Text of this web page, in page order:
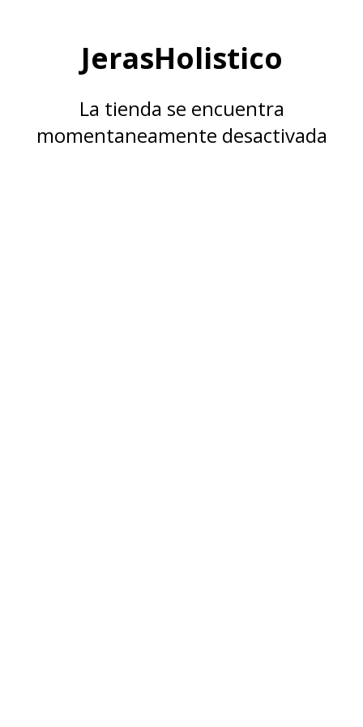
JerasHolistico
La tienda se encuentra
momentaneamente desactivada